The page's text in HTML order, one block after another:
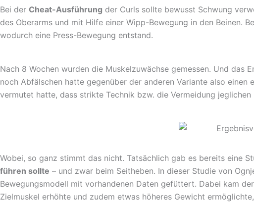
Bei der Cheat-Ausführung der Curls sollte bewusst Schwung
des Oberarms und mit Hilfe einer Wipp-Bewegung in den Beinen.
wodurch eine Press-Bewegung entstand.
Nach 8 Wochen wurden die Muskelzuwächse gemessen. Und das
noch Abfälschen hatte gegenüber der anderen Variante also
vermutet hatte, dass strikte Technik bzw. die Vermeidung
Wobei, so ganz stimmt das nicht. Tatsächlich gab es bereits eine
führen sollte – und zwar beim Seitheben. In dieser Studie von
Bewegungsmodell mit vorhandenen Daten gefüttert. Dabei kam
Zielmuskel erhöhte und zudem etwas höheres Gewicht